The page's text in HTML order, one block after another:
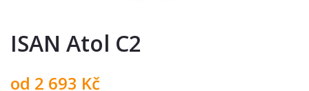
ISAN Atol C2
od 2 693 Kč